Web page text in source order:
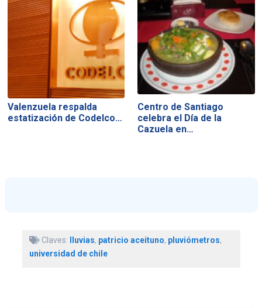
Valenzuela respalda
estatización de Codelco…
Centro de Santiago
celebra el Día de la
Cazuela en…
Claves: lluvias, patricio aceituno, pluviómetros,
universidad de chile